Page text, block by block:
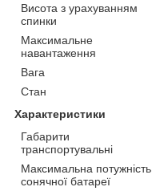
Висота з урахуванням
спинки
Максимальне
навантаження
Вага
Стан
Характеристики
Габарити
транспортувальні
Максимальна потужність
сонячної батареї